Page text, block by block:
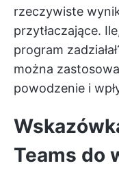
rzeczywiste
przytłaczające.
program
można
powodzenie i
Teams do